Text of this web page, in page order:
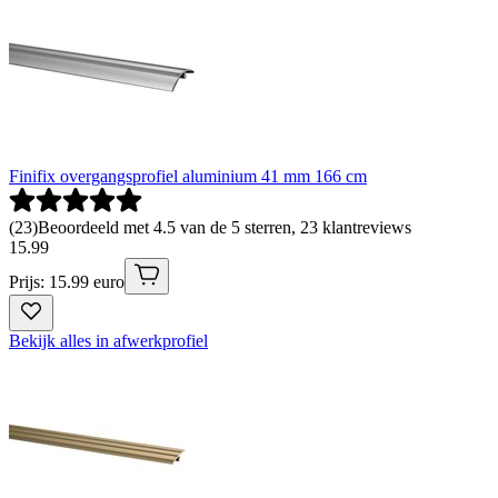
Finifix overgangsprofiel aluminium 41 mm 166 cm
(23)Beoordeeld met 4.5 van de 5 sterren, 23 klantreviews
15.99
Prijs: 15.99 euro
Bekijk alles in afwerkprofiel